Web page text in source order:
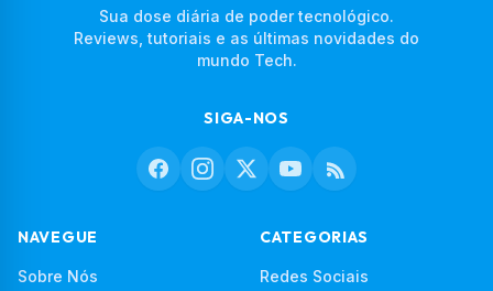
Sua dose diária de poder tecnológico.
Reviews, tutoriais e as últimas novidades do
mundo Tech.
SIGA-NOS
NAVEGUE
Sobre Nós
CATEGORIAS
Redes Sociais